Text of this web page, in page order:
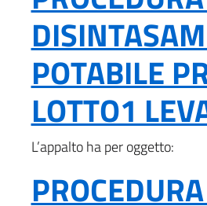
POTABILE
LOTTO1
L’appalto ha per oggetto: